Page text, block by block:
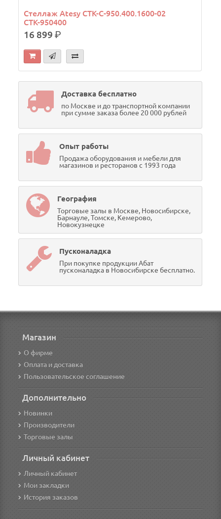
Стеллаж Atesy СТК-С-950.400.1600-02
СТК-950400
16 899р.
Доставка бесплатно
по Москве и до транспортной компании
при сумме заказа более 20 000 рублей
Опыт работы
Продажа оборудования и мебели для
магазинов и ресторанов с 1993 года
География
Торговые залы в Москве, Новосибирске,
Барнауле, Томске, Кемерово,
Новокузнецке
Пусконаладка
При покупке продукции Абат
пусконаладка в Новосибирске бесплатно.
Магазин
О фирме
Оплата и доставка
Пользовательское соглашение
Дополнительно
Новинки
Производители
Торговые залы
Личный кабинет
Личный кабинет
Мои закладки
История заказов